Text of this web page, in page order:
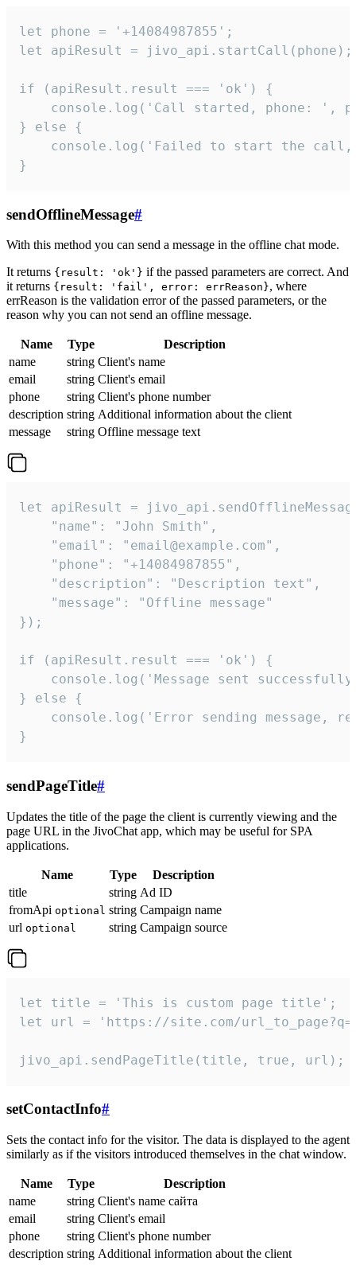
let phone = '+14084987855';
let apiResult = jivo_api.startCall(phone);
if (apiResult.result === 'ok') {
console.log('Call started, phone: ',
} else {
console.log('Failed to start the
}
sendOfflineMessage#
With this method you can send a message in the offline chat mode.
It returns {result: 'ok'} if the passed parameters are correct. And
it returns {result: 'fail', error: errReason}, where
errReason is the validation error of the passed parameters, or the
reason why you can not send an offline message.
Name Type
Description
name
string Client's name
email
string Client's email
phone
string Client's phone number
description string Additional information about the client
message
string Offline message text
let apiResult =
    "name": "John Smith",
    "email": "email@example.com",
    "phone": "+14084987855",
    "description": "Description text",
    "message": "Offline message"
});
if (apiResult.result === 'ok') {
console.log('Message sent
} else {
console.log('Error sending message,
}
sendPageTitle#
Updates the title of the page the client is currently viewing and the
page URL in the JivoChat app, which may be useful for SPA
applications.
Name Type
Description
title
string Ad ID
fromApi optional string Campaign name
url optional string Campaign source
let title = 'This is custom page title';
let url = 'https://site.com/
jivo_api.sendPageTitle(title, true, url);
setContactInfo#
Sets the contact info for the visitor. The data is displayed to the agent
similarly as if the visitors introduced themselves in the chat window.
Name Type
Description
name
string Client's name сайта
email
string Client's email
phone
string Client's phone number
description string Additional information about the client